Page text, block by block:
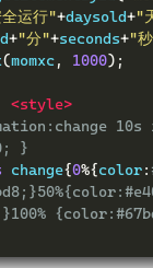
运行"+daysold+"
+"分"+seconds+"
(momxc, 1000);
<style>
}
change{0%{color: